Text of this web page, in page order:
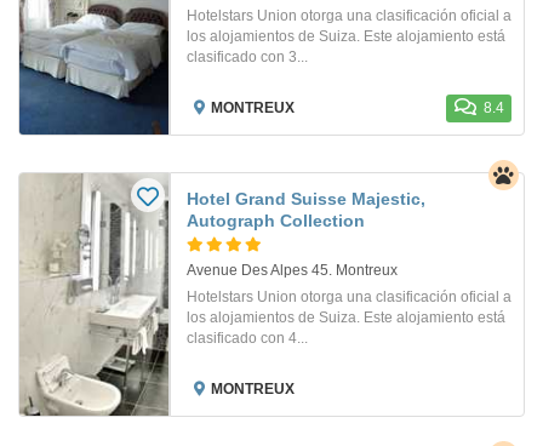
Hotelstars Union otorga una clasificación oficial a
los alojamientos de Suiza. Este alojamiento está
clasificado con 3...
MONTREUX 8.4
Hotel Grand Suisse Majestic,
Autograph Collection
Avenue Des Alpes 45. Montreux
Hotelstars Union otorga una clasificación oficial a
los alojamientos de Suiza. Este alojamiento está
clasificado con 4...
MONTREUX